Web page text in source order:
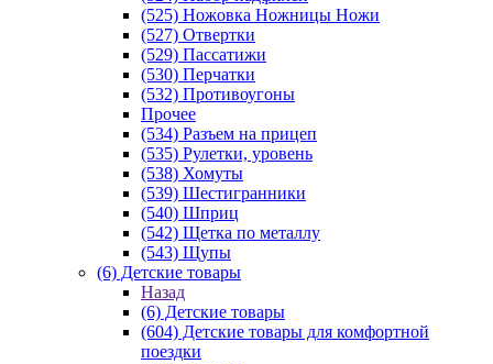
(525) Ножовка Ножницы Ножи
(527) Отвертки
(529) Пассатижи
(530) Перчатки
(532) Противоугоны
Прочее
(534) Разъем на прицеп
(535) Рулетки, уровень
(538) Хомуты
(539) Шестигранники
(540) Шприц
(542) Щетка по металлу
(543) Щупы
(6) Детские товары
Назад
(6) Детские товары
(604) Детские товары для комфортной
поездки